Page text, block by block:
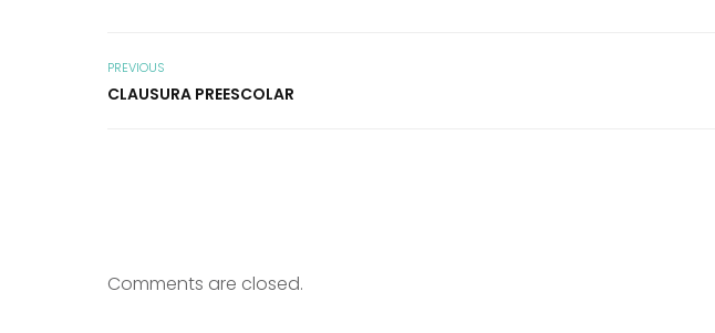
PREVIOUS
CLAUSURA PREESCOLAR
Comments are closed.